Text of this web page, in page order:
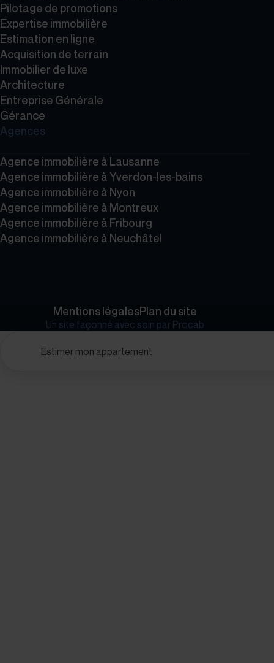
Pilotage de promotions
Expertise immobilière
Estimation en ligne
Acquisition de terrain
Immobilier de luxe
Architecture
Entreprise Générale
Gérance
Agences
Agence immobilière à Lausanne
Agence immobilière à Yverdon-les-bains
Agence immobilière à Nyon
Agence immobilière à Montreux
Agence immobilière à Fribourg
Agence immobilière à Neuchâtel
Mentions légalesPlan du site
Un site façonné avec soin par Procab